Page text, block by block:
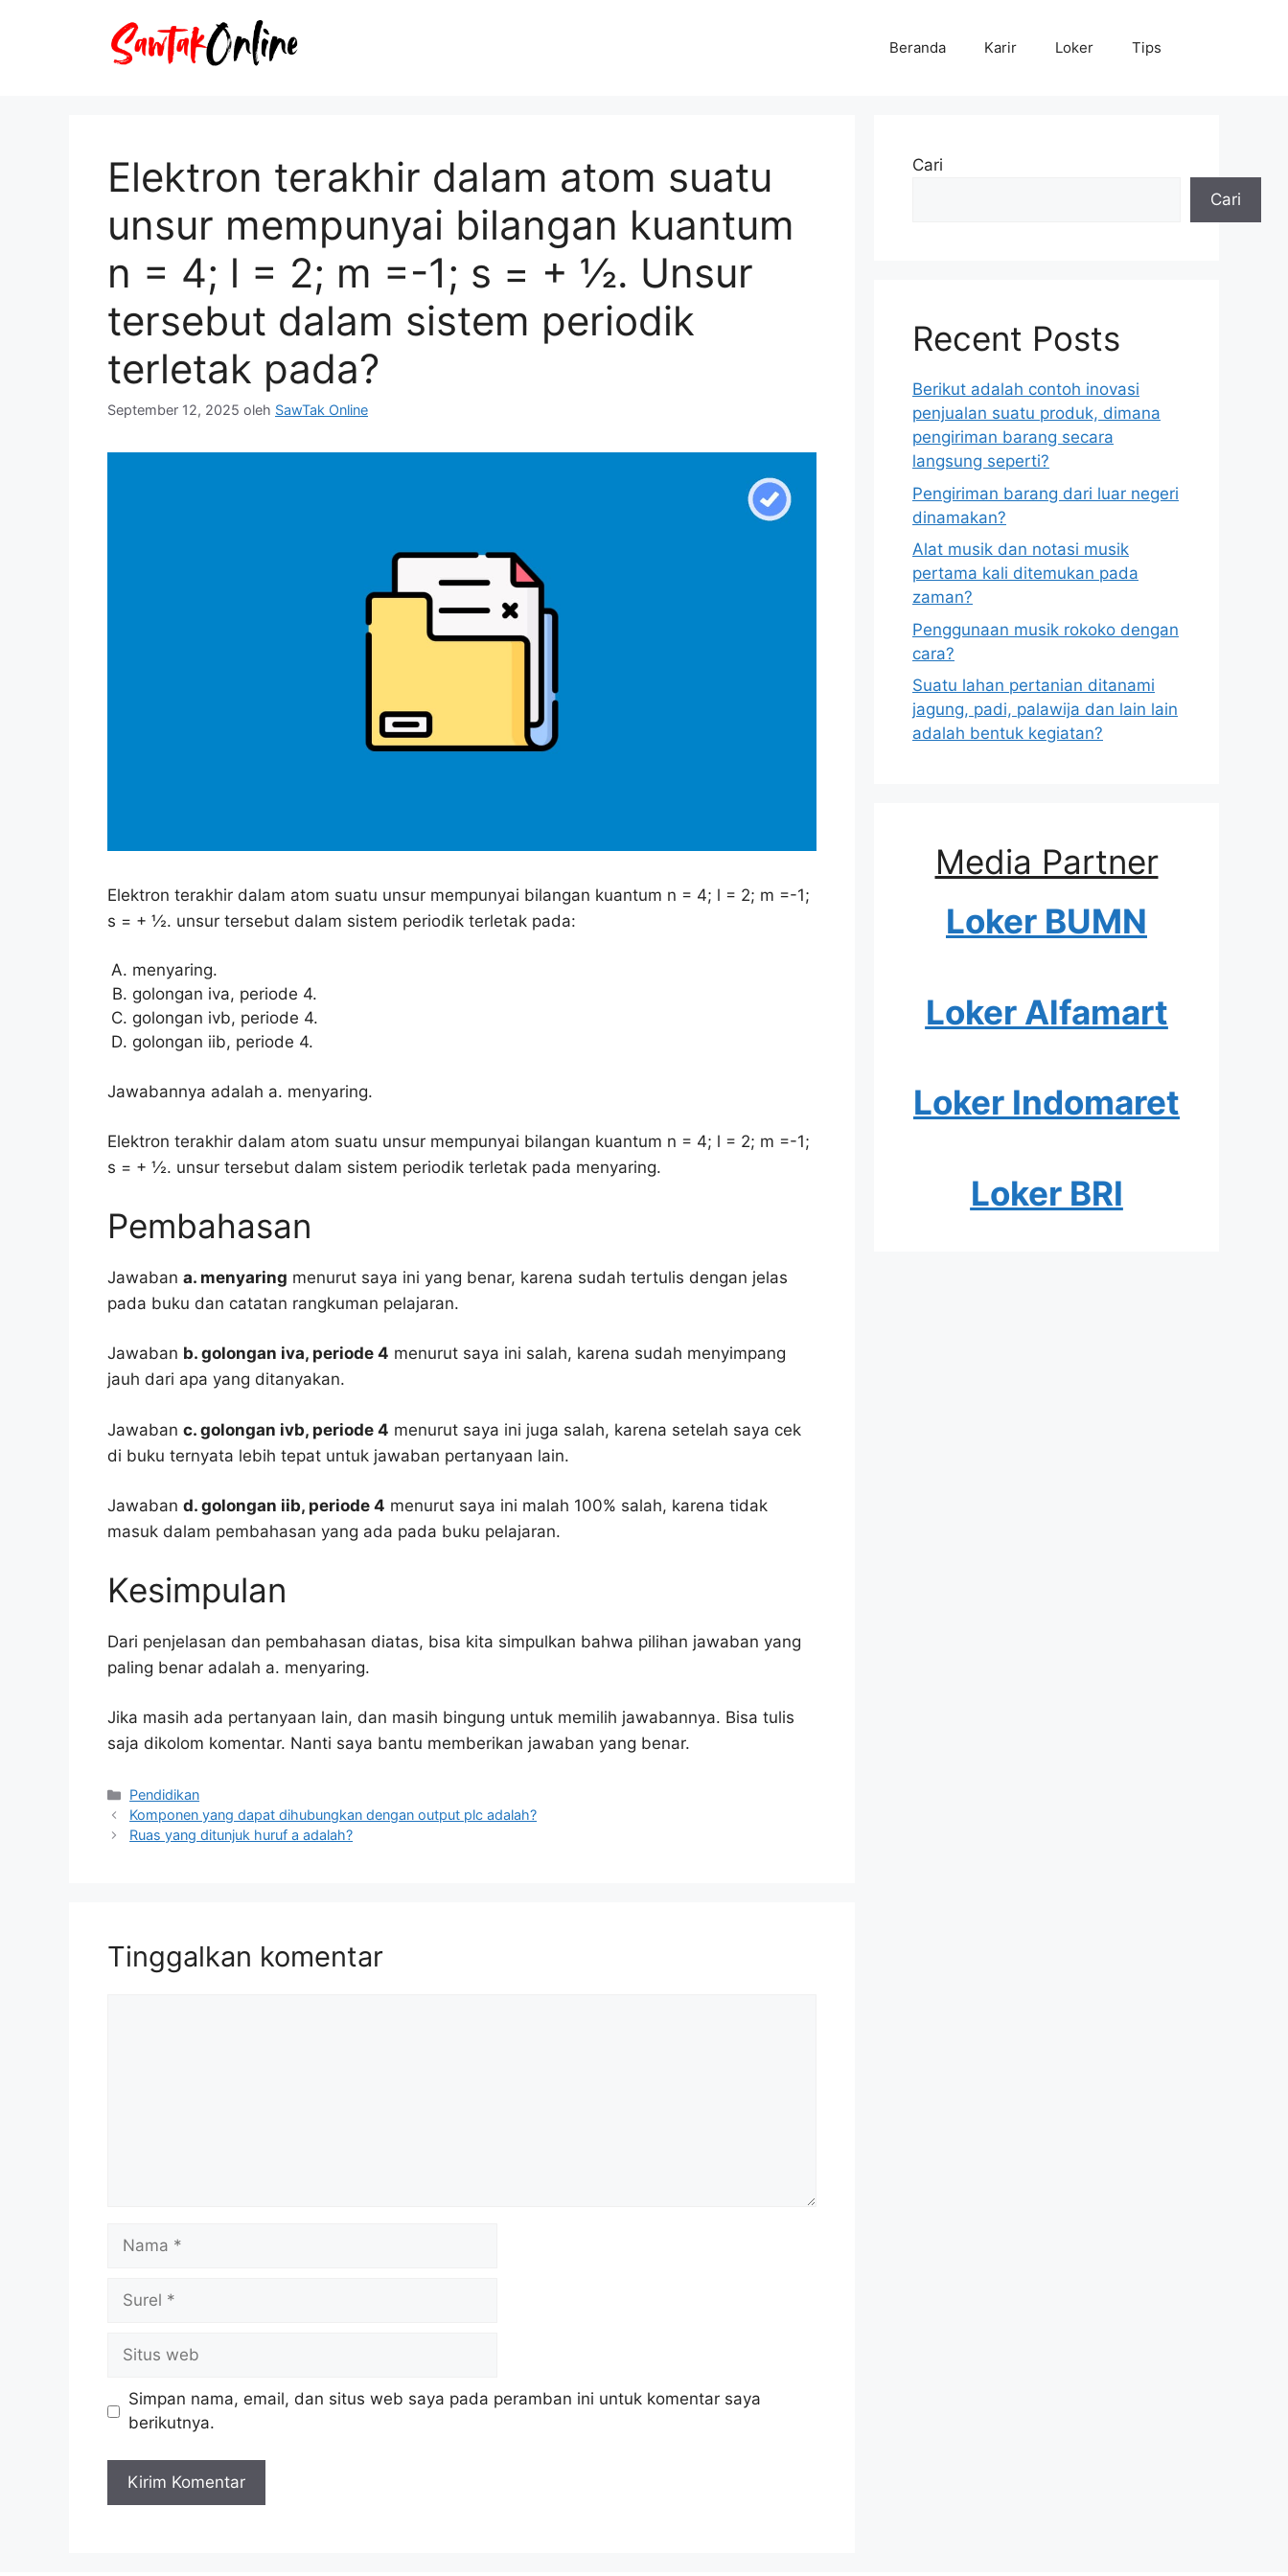
Beranda Karir Loker Tips
Elektron terakhir dalam atom suatu
unsur mempunyai bilangan kuantum
n = 4; l = 2; m =-1; s = + ½. Unsur
tersebut dalam sistem periodik
terletak pada?
September 12, 2025 oleh SawTak Online
Elektron terakhir dalam atom suatu unsur mempunyai bilangan kuantum n = 4; l = 2; m =-1;
s = + ½. unsur tersebut dalam sistem periodik terletak pada:
menyaring.
golongan iva, periode 4.
golongan ivb, periode 4.
golongan iib, periode 4.
Jawabannya adalah a. menyaring.
Elektron terakhir dalam atom suatu unsur mempunyai bilangan kuantum n = 4; l = 2; m =-1;
s = + ½. unsur tersebut dalam sistem periodik terletak pada menyaring.
Pembahasan
Jawaban a. menyaring menurut saya ini yang benar, karena sudah tertulis dengan jelas
pada buku dan catatan rangkuman pelajaran.
Jawaban b. golongan iva, periode 4 menurut saya ini salah, karena sudah menyimpang
jauh dari apa yang ditanyakan.
Jawaban c. golongan ivb, periode 4 menurut saya ini juga salah, karena setelah saya cek
di buku ternyata lebih tepat untuk jawaban pertanyaan lain.
Jawaban d. golongan iib, periode 4 menurut saya ini malah 100% salah, karena tidak
masuk dalam pembahasan yang ada pada buku pelajaran.
Kesimpulan
Dari penjelasan dan pembahasan diatas, bisa kita simpulkan bahwa pilihan jawaban yang
paling benar adalah a. menyaring.
Jika masih ada pertanyaan lain, dan masih bingung untuk memilih jawabannya. Bisa tulis
saja dikolom komentar. Nanti saya bantu memberikan jawaban yang benar.
Kategori
Pendidikan
Komponen yang dapat dihubungkan dengan output plc adalah?
Ruas yang ditunjuk huruf a adalah?
Tinggalkan komentar
Nama
Surel
Situs
web
Simpan nama, email, dan situs web saya pada peramban ini untuk komentar saya
berikutnya.
Cari
Cari
Recent Posts
Berikut adalah contoh inovasi
penjualan suatu produk, dimana
pengiriman barang secara
langsung seperti?
Pengiriman barang dari luar negeri
dinamakan?
Alat musik dan notasi musik
pertama kali ditemukan pada
zaman?
Penggunaan musik rokoko dengan
cara?
Suatu lahan pertanian ditanami
jagung, padi, palawija dan lain lain
adalah bentuk kegiatan?
Media Partner
Loker BUMN
Loker Alfamart
Loker Indomaret
Loker BRI